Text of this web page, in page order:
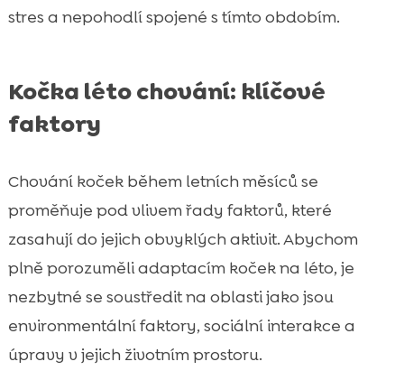
stres a nepohodlí spojené s tímto obdobím.
Kočka léto chování: klíčové
faktory
Chování koček během letních měsíců se
proměňuje pod vlivem řady faktorů, které
zasahují do jejich obvyklých aktivit. Abychom
plně porozuměli adaptacím koček na léto, je
nezbytné se soustředit na oblasti jako jsou
environmentální faktory, sociální interakce a
úpravy v jejich životním prostoru.